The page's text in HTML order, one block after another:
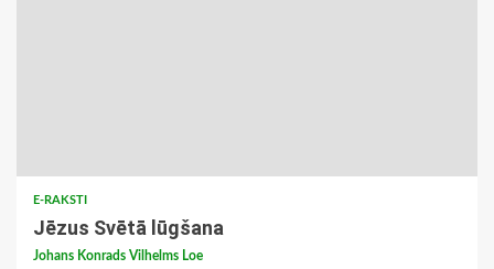
E-RAKSTI
Jēzus Svētā lūgšana
Johans Konrads Vilhelms Loe